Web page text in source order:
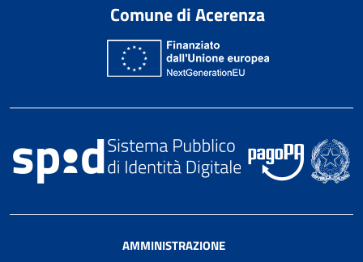
Comune di Acerenza
AMMINISTRAZIONE